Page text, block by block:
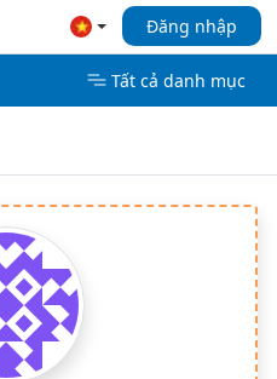
Đăng nhập
Tất cả danh mục